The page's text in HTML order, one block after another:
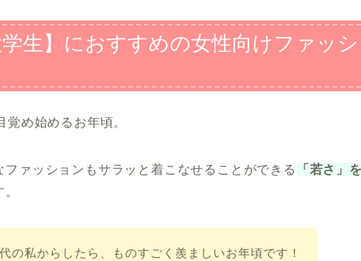
学生】におすすめの女性向けファッ
め始めるお年頃。
ファッションもサラッと着こなせることができる 「若さ」
の私からしたら、ものすごく羨ましいお年頃です！